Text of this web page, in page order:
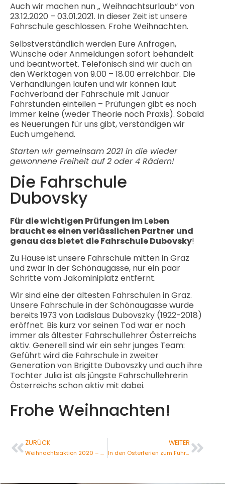
Auch wir machen nun „ Weihnachtsurlaub“ von
23.12.2020 – 03.01.2021. In dieser Zeit ist unsere
Fahrschule geschlossen. Frohe Weihnachten.
Selbstverständlich werden Eure Anfragen,
Wünsche oder Anmeldungen sofort behandelt
und beantwortet. Telefonisch sind wir auch an
den Werktagen von 9.00 – 18.00 erreichbar. Die
Verhandlungen laufen und wir können laut
Fachverband der Fahrschule mit Januar
Fahrstunden einteilen – Prüfungen gibt es noch
immer keine (weder Theorie noch Praxis). Sobald
es Neuerungen für uns gibt, verständigen wir
Euch umgehend.
Starten wir gemeinsam 2021 in die wieder
gewonnene Freiheit auf 2 oder 4 Rädern!
Die Fahrschule
Dubovsky
Für die wichtigen Prüfungen im Leben
braucht es einen verlässlichen Partner und
genau das bietet die Fahrschule Dubovsky!
Zu Hause ist unsere Fahrschule mitten in Graz
und zwar in der Schönaugasse, nur ein paar
Schritte vom Jakominiplatz entfernt.
Wir sind eine der ältesten Fahrschulen in Graz.
Unsere Fahrschule in der Schönaugasse wurde
bereits 1973 von Ladislaus Dubovszky (1922-2018)
eröffnet. Bis kurz vor seinen Tod war er noch
immer als ältester Fahrschullehrer Österreichs
aktiv. Generell sind wir ein sehr junges Team:
Geführt wird die Fahrschule in zweiter
Generation von Brigitte Dubovszky und auch ihre
Tochter Julia ist als jüngste Fahrschullehrerin
Österreichs schon aktiv mit dabei.
Frohe Weihnachten!
ZURÜCK
Weihnachtsaktion 2020 – 20% Rabatt
WEITER
In den Osterferien zum Führerschein!